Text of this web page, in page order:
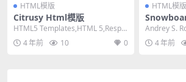
HTML模版
Citrusy Html模版
HTML5 Templates,HTML 5,Respo
nsive, Mixed...
4 年前 10 0
HTML模版
Andrey S.
HTML...
4 年前